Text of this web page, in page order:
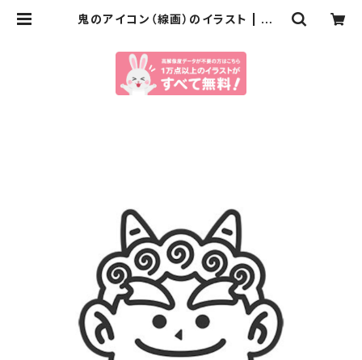
鬼のアイコン（線画）のイラスト | イラ